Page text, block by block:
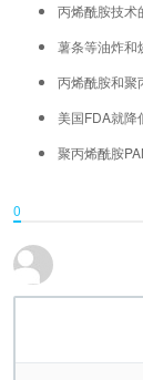
丙烯酰胺技术
薯条等油炸和
丙烯酰胺和聚
美国FDA就降
聚丙烯酰胺
0